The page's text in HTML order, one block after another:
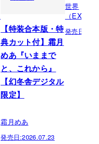
【特装合本版・特
典カット付】霜月
めあ『いままで
と、これから』
【幻冬舎デジタル
限定】
霜月めあ
発売日:2026.07.23
世界
（
発売日: